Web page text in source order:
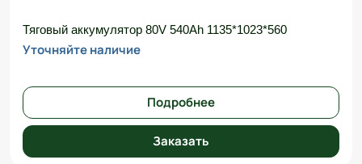
Тяговый аккумулятор 80V 540Ah 1135*1023*560
Уточняйте наличие
Подробнее
Заказать